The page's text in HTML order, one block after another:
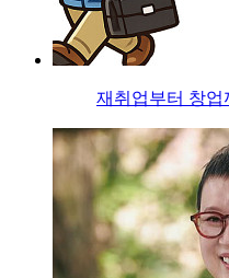
재취업부터 창